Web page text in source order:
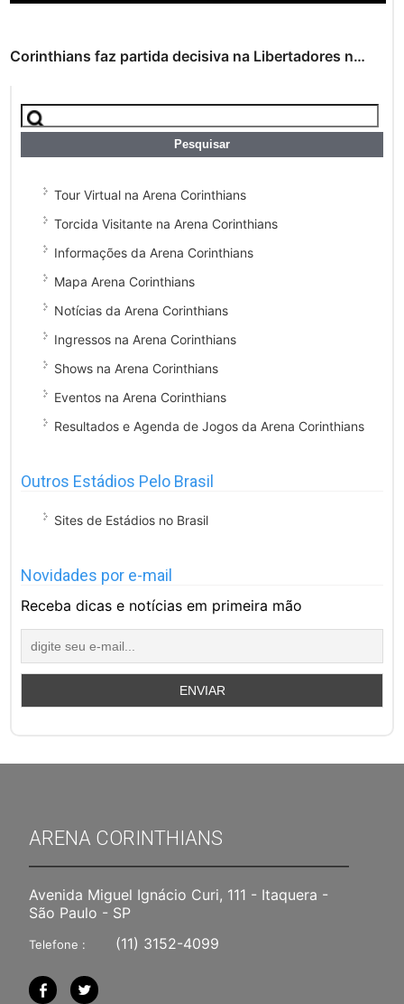
Corinthians faz partida decisiva na Libertadores n…
Tour Virtual na Arena Corinthians
Torcida Visitante na Arena Corinthians
Informações da Arena Corinthians
Mapa Arena Corinthians
Notícias da Arena Corinthians
Ingressos na Arena Corinthians
Shows na Arena Corinthians
Eventos na Arena Corinthians
Resultados e Agenda de Jogos da Arena Corinthians
Outros Estádios Pelo Brasil
Sites de Estádios no Brasil
Novidades por e-mail
Receba dicas e notícias em primeira mão
ARENA CORINTHIANS
Avenida Miguel Ignácio Curi, 111 - Itaquera -
São Paulo - SP
Telefone : (11) 3152-4099